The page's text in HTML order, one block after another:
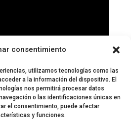
consentimiento
utilizamos tecnologías como las
a la información del dispositivo. El
nos permitirá procesar datos
o las identificaciones únicas en
el consentimiento, puede afectar
y funciones.